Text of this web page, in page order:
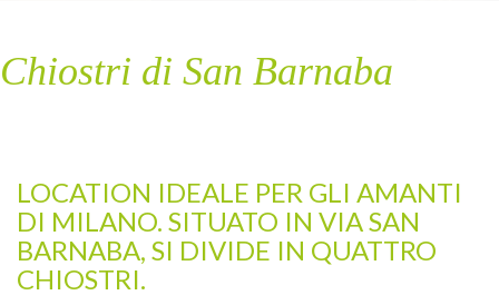
Chiostri di San Barnaba
LOCATION IDEALE PER GLI AMANTI
DI MILANO. SITUATO IN VIA SAN
BARNABA, SI DIVIDE IN QUATTRO
CHIOSTRI.